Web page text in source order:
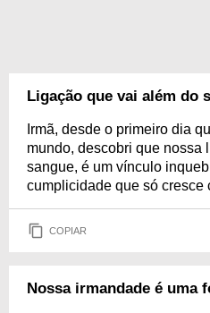
Ligação que vai além do
Irmã, desde o primeiro dia
mundo, descobri que nossa
sangue, é um vínculo
cumplicidade que só cresce
COPIAR
Nossa irmandade é uma